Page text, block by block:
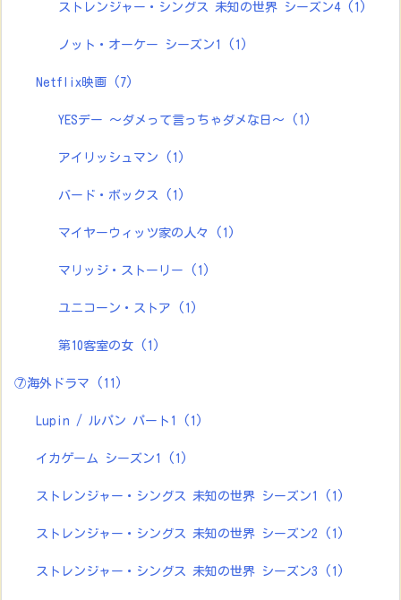
ストレンジャー・シングス 未知の世界 シーズン4 (1)
ノット・オーケー シーズン1 (1)
Netflix映画 (7)
YESデー ～ダメって言っちゃダメな日～ (1)
アイリッシュマン (1)
バード・ボックス (1)
マイヤーウィッツ家の人々 (1)
マリッジ・ストーリー (1)
ユニコーン・ストア (1)
第10客室の女 (1)
⑦海外ドラマ (11)
Lupin / ルパン パート1 (1)
イカゲーム シーズン1 (1)
ストレンジャー・シングス 未知の世界 シーズン1 (1)
ストレンジャー・シングス 未知の世界 シーズン2 (1)
ストレンジャー・シングス 未知の世界 シーズン3 (1)